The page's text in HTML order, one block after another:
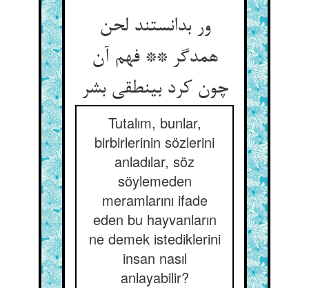
ور بدانستند لحن
همدگر ** فهم آن
چون کرد بی‏نطقی بشر
Tutalım, bunlar,
birbirlerinin sözlerini
anladılar, söz
söylemeden
meramlarını ifade
eden bu hayvanların
ne demek istediklerini
insan nasıl
anlayabilir?